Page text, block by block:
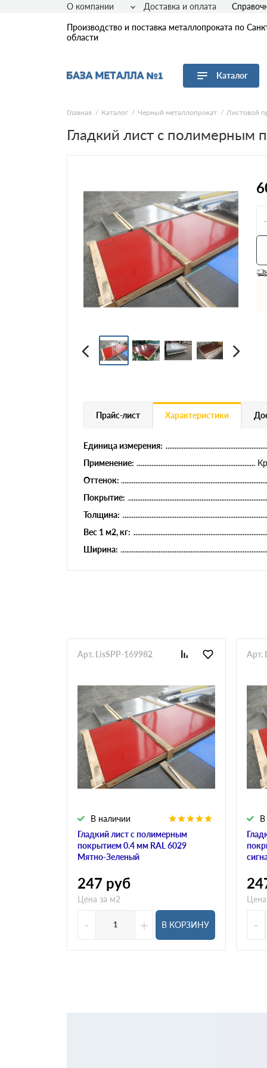
Производство и поставка металлопроката по
области
Каталог
Перейти в каталог
Арматура
Сортовой прокат
Фасонный прокат
Оцинкованный прокат
Рулонная сталь
Винтовые сваи
Профнастил
Евроштакетник
Цветной металлопрокат
О компании Доставка и оплата
Главная Каталог Черный металлопрокат Листовой
Гладкий лист с полимерным
Прайс-лист Характеристики
Единица измерения:
Применение:
Оттенок:
Покрытие:
Толщина:
Вес 1 м2, кг:
Ширина:
Гладкий лист с полимерным
покрытием 0.4 мм RAL 6029
Мятно-Зеленый
В наличии
Арт. LisSPP-169982
247 руб
Цена за м2
- + В КОРЗИНУ
В
Арт.
-